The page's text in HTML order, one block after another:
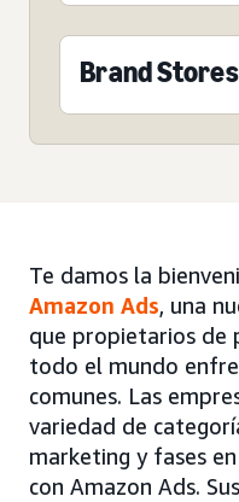
Brand Stores
Te damos la
Amazon Ads, una
que propietarios de
todo el mundo
comunes. Las
variedad de
marketing y fases
con Amazon Ads.